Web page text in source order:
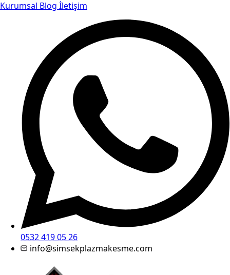
Kurumsal Blog İletişim
0532 419 05 26
info@simsekplazmakesme.com